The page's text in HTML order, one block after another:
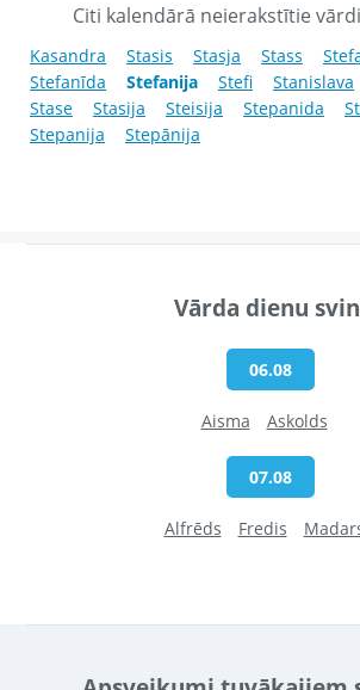
Citi kalendārā neierakstītie
Kasandra Stasis Stasja Stass
Stefanīda
Stefanija Stefi Stanislava
Stase
Stasija Steisija Stepanida
Stepanija
Stepānija
Vārda dienu
06.08
Aisma Askolds
07.08
Alfrēds Fredis